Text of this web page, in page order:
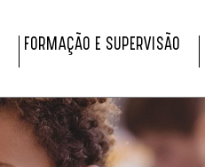
FORMAÇÃO E SUPERVISÃO